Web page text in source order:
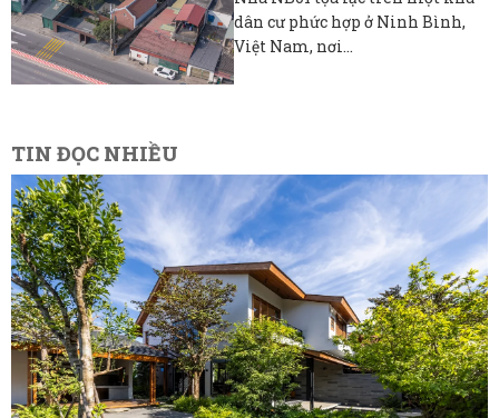
dân cư phức hợp ở Ninh Bình,
Việt Nam, nơi...
TIN ĐỌC NHIỀU